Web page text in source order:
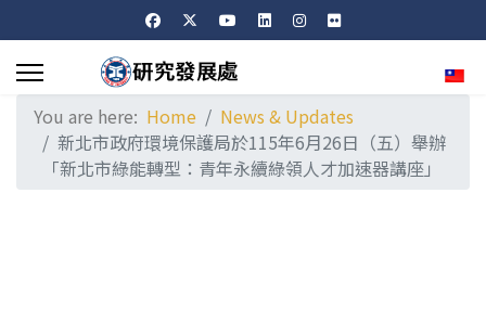
You are here: Home
News & Updates
新北市政府環境保護局於115年6月26日（五）舉辦
「新北市綠能轉型：青年永續綠領人才加速器講座」